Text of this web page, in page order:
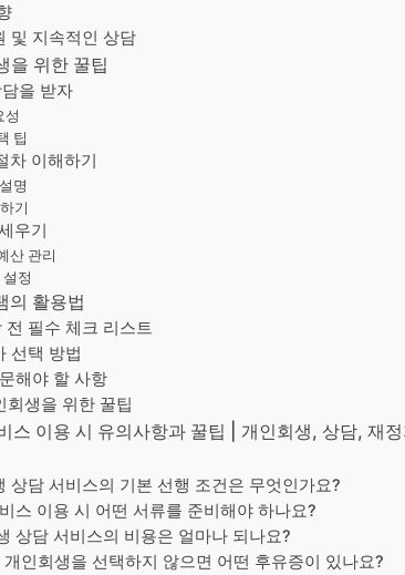
및 지속적인 상담
을 위한 꿀팁
을 받자
성
팁
차 이해하기
명
기
우기
산 관리
정
의 활용법
전 필수 체크 리스트
선택 방법
해야 할 사항
회생을 위한 꿀팁
스 이용 시 유의사항과 꿀팁 | 개인회생, 상담, 재
상담 서비스의 기본 선행 조건은 무엇인가요?
스 이용 시 어떤 서류를 준비해야 하나요?
상담 서비스의 비용은 얼마나 되나요?
인회생을 선택하지 않으면 어떤 후유증이 있나요?